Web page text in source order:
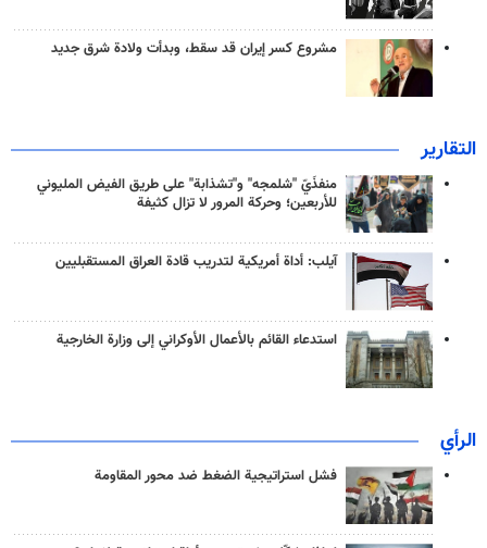
مشروع كسر إيران قد سقط، وبدأت ولادة شرق جديد
التقارير
منفذَيّ "شلمجه" و"تشذابة" على طريق الفيض المليوني
للأربعين؛ وحركة المرور لا تزال كثيفة
آيلب: أداة أمريكية لتدريب قادة العراق المستقبليين
استدعاء القائم بالأعمال الأوكراني إلى وزارة الخارجية
الرأي
فشل استراتيجية الضغط ضد محور المقاومة